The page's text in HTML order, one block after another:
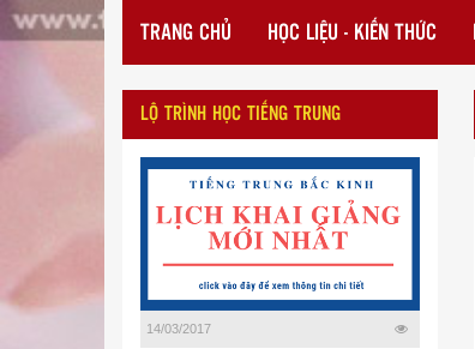
TRANG CHỦ HỌC LIỆU - KIẾN THỨC
LỘ TRÌNH HỌC TIẾNG TRUNG
14/03/2017